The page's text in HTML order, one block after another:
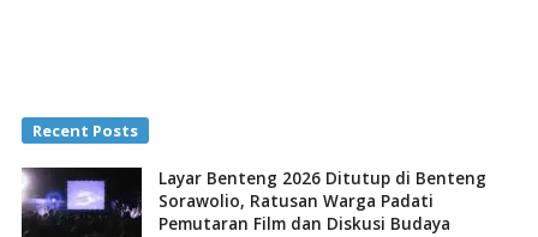
Recent Posts
Layar Benteng 2026 Ditutup di Benteng
Sorawolio, Ratusan Warga Padati
Pemutaran Film dan Diskusi Budaya